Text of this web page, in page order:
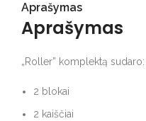
Aprašymas
Aprašymas
„Roller” komplektą sudaro:
2 blokai
2 kaiščiai